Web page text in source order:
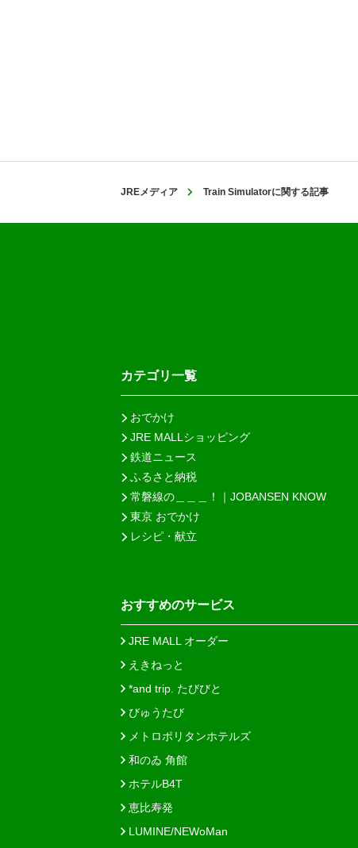
JREメディア Train Simulatorに関する記事
カテゴリ一覧
おでかけ
JRE MALLショッピング
鉄道ニュース
ふるさと納税
常磐線の＿＿＿！｜JOBANSEN KNOW
東京 おでかけ
レシピ・献立
おすすめのサービス
JRE MALL オーダー
えきねっと
*and trip. たびびと
びゅうたび
メトロポリタンホテルズ
和のゐ 角館
ホテルB4T
恵比寿発
LUMINE/NEWoMan